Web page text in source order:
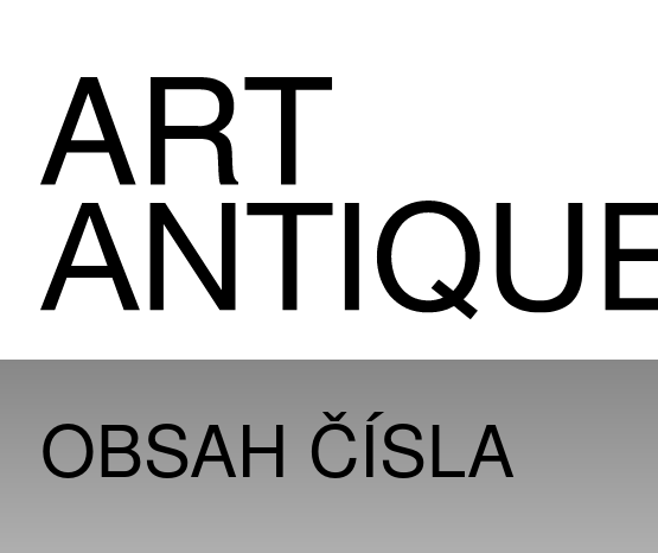
OBSAH ČÍSLA